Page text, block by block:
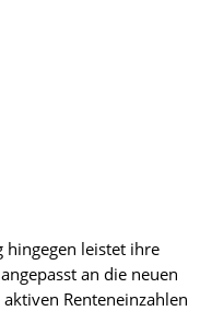
hingegen leistet ihre
an die neuen
Renteneinzahlen